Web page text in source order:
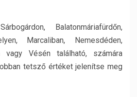
Balatonmáriafürdőn,
Marcaliban, Nemesdéden,
vagy Vésén található, számára
tetsző értéket jelenítse meg